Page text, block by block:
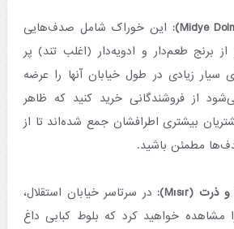
این خوراک شامل صدف‌هایی
برنج طعم‌دار و ادویه‌دار (اغلب تند) پر
زیادی در طول خیابان آنها را عرضه
از فروشندگانی خرید کنید که ظاهر
بیشتری اطرافشان جمع شده‌اند تا از
مطمئن باشید.
در سرتاسر خیابان استقلال،
مشاهده خواهید کرد که بلوط کبابی داغ